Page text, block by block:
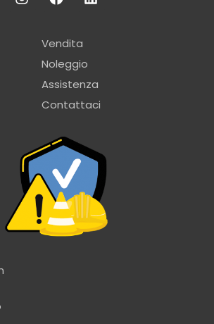
Vendita
Noleggio
Assistenza
Contattaci